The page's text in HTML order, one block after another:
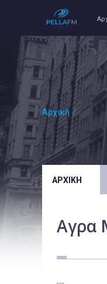
Αρχική /
ΑΡΧΙΚΉ
Αγρα